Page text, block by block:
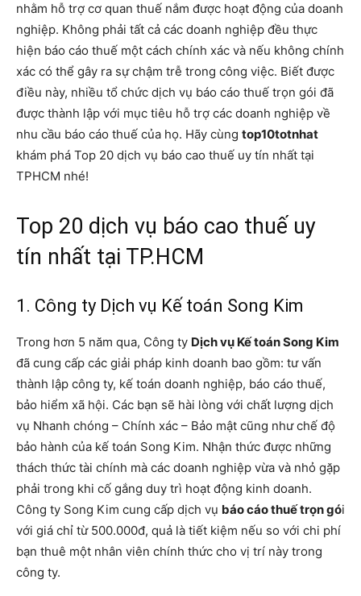
nhằm hỗ trợ cơ quan thuế nắm được hoạt động của doanh
nghiệp. Không phải tất cả các doanh nghiệp đều thực
hiện báo cáo thuế một cách chính xác và nếu không chính
xác có thể gây ra sự chậm trễ trong công việc. Biết được
điều này, nhiều tổ chức dịch vụ báo cáo thuế trọn gói đã
được thành lập với mục tiêu hỗ trợ các doanh nghiệp về
nhu cầu báo cáo thuế của họ. Hãy cùng top10totnhat
khám phá Top 20 dịch vụ báo cao thuế uy tín nhất tại
TPHCM nhé!
Top 20 dịch vụ báo cao thuế uy
tín nhất tại TP.HCM
1. Công ty Dịch vụ Kế toán Song Kim
Trong hơn 5 năm qua, Công ty Dịch vụ Kế toán Song Kim
đã cung cấp các giải pháp kinh doanh bao gồm: tư vấn
thành lập công ty, kế toán doanh nghiệp, báo cáo thuế,
bảo hiểm xã hội. Các bạn sẽ hài lòng với chất lượng dịch
vụ Nhanh chóng – Chính xác – Bảo mật cũng như chế độ
bảo hành của kế toán Song Kim. Nhận thức được những
thách thức tài chính mà các doanh nghiệp vừa và nhỏ gặp
phải trong khi cố gắng duy trì hoạt động kinh doanh.
Công ty Song Kim cung cấp dịch vụ báo cáo thuế trọn gói
với giá chỉ từ 500.000đ, quả là tiết kiệm nếu so với chi phí
bạn thuê một nhân viên chính thức cho vị trí này trong
công ty.